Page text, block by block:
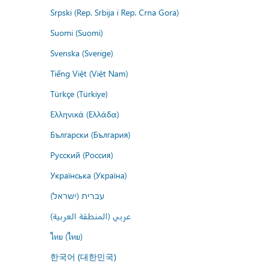
Srpski (Rep. Srbija i Rep. Crna Gora)
Suomi (Suomi)
Svenska (Sverige)
Tiếng Việt (Việt Nam)
Türkçe (Türkiye)
Ελληνικά (Ελλάδα)
Български (България)
Русский (Россия)
Українська (Україна)
עברית (ישראל)
عربي (المنطقة العربية)
ไทย (ไทย)
한국어 (대한민국)